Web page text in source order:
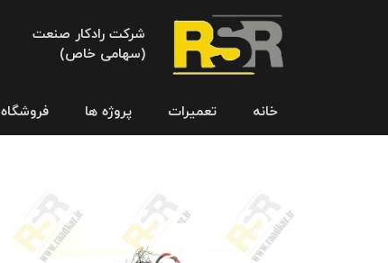
شرکت رادکار صنعت
(سهامی خاص)
خانه تعمیرات پروژه ها فروشگاه